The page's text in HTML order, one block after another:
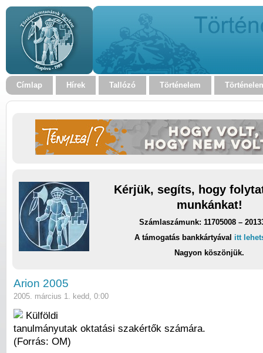
Címlap Hírek Tallózó Történelem
Kérjük, segíts, hogy
munkánkat!
Számlaszámunk: 11705008 –
A támogatás bankkártyával itt
Nagyon köszönjük.
Arion 2005
2005. március 1. kedd, 0:00
Külföldi
tanulmányutak oktatási szakértők számára.
(Forrás: OM)